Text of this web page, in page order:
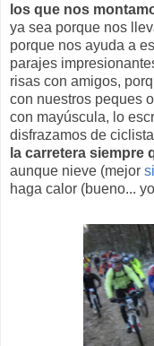
los que nos
ya sea porque nos
porque nos ayuda a
parajes
risas con amigos,
con nuestros peques
con mayúscula, lo
disfrazamos de
la carretera siempre
aunque nieve (mejor
haga calor (bueno... yo